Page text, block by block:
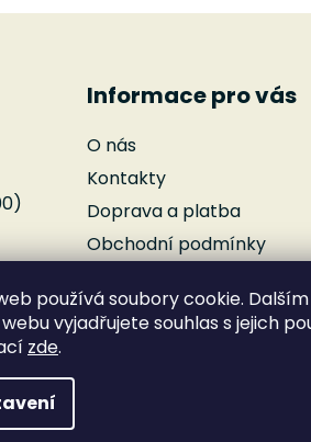
používá soubory cookie.
vyjadřujete souhlas s jejich
zde.
Informace pro vás
O nás
Kontakty
Doprava a platba
Obchodní podmínky
Reklamace
vyhrazena.